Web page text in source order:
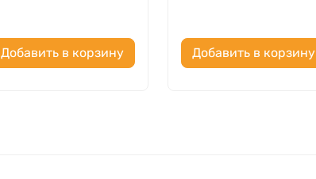
Добавить в корзину Добавить в корзину